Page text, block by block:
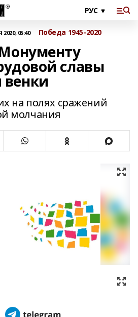
05:40 Победа 1945-2020
славы
на полях сражений
молчания